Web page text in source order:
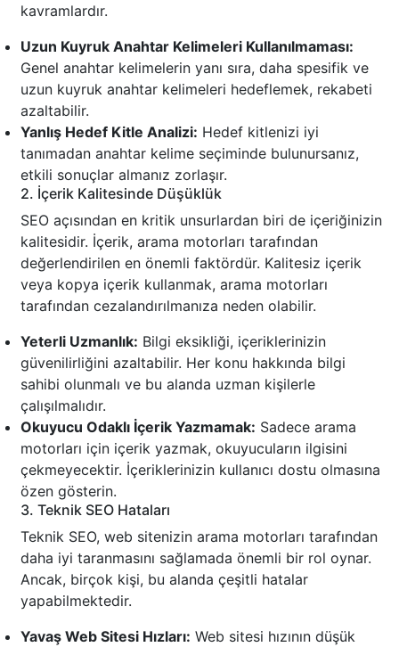
kavramlardır.
Uzun Kuyruk Anahtar Kelimeleri Kullanılmaması:
Genel anahtar kelimelerin yanı sıra, daha spesifik ve
uzun kuyruk anahtar kelimeleri hedeflemek, rekabeti
azaltabilir.
Yanlış Hedef Kitle Analizi: Hedef kitlenizi iyi
tanımadan anahtar kelime seçiminde bulunursanız,
etkili sonuçlar almanız zorlaşır.
2. İçerik Kalitesinde Düşüklük
SEO açısından en kritik unsurlardan biri de içeriğinizin
kalitesidir. İçerik, arama motorları tarafından
değerlendirilen en önemli faktördür. Kalitesiz içerik
veya kopya içerik kullanmak, arama motorları
tarafından cezalandırılmanıza neden olabilir.
Yeterli Uzmanlık: Bilgi eksikliği, içeriklerinizin
güvenilirliğini azaltabilir. Her konu hakkında bilgi
sahibi olunmalı ve bu alanda uzman kişilerle
çalışılmalıdır.
Okuyucu Odaklı İçerik Yazmamak: Sadece arama
motorları için içerik yazmak, okuyucuların ilgisini
çekmeyecektir. İçeriklerinizin kullanıcı dostu olmasına
özen gösterin.
3. Teknik SEO Hataları
Teknik SEO, web sitenizin arama motorları tarafından
daha iyi taranmasını sağlamada önemli bir rol oynar.
Ancak, birçok kişi, bu alanda çeşitli hatalar
yapabilmektedir.
Yavaş Web Sitesi Hızları: Web sitesi hızının düşük